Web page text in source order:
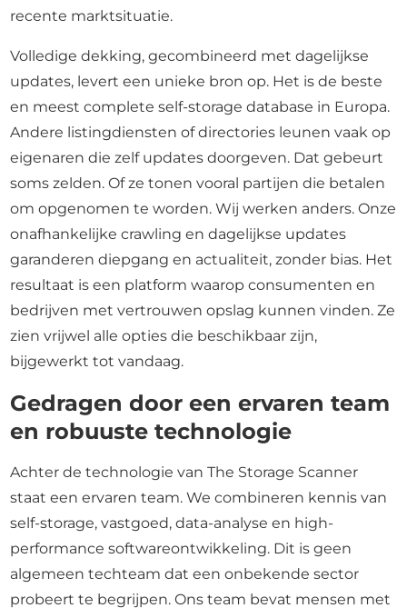
recente marktsituatie.
Volledige dekking, gecombineerd met dagelijkse
updates, levert een unieke bron op. Het is de beste
en meest complete self-storage database in Europa.
Andere listingdiensten of directories leunen vaak op
eigenaren die zelf updates doorgeven. Dat gebeurt
soms zelden. Of ze tonen vooral partijen die betalen
om opgenomen te worden. Wij werken anders. Onze
onafhankelijke crawling en dagelijkse updates
garanderen diepgang en actualiteit, zonder bias. Het
resultaat is een platform waarop consumenten en
bedrijven met vertrouwen opslag kunnen vinden. Ze
zien vrijwel alle opties die beschikbaar zijn,
bijgewerkt tot vandaag.
Gedragen door een ervaren team
en robuuste technologie
Achter de technologie van The Storage Scanner
staat een ervaren team. We combineren kennis van
self-storage, vastgoed, data-analyse en high-
performance softwareontwikkeling. Dit is geen
algemeen techteam dat een onbekende sector
probeert te begrijpen. Ons team bevat mensen met